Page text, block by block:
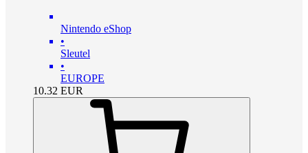
Nintendo eShop
•
Sleutel
•
EUROPE
10.32 EUR